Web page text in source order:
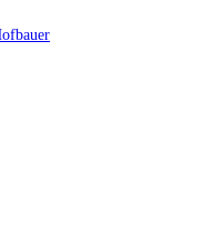
Hofbauer